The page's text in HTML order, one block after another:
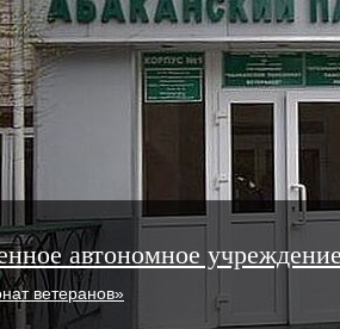
автономное
ветеранов»